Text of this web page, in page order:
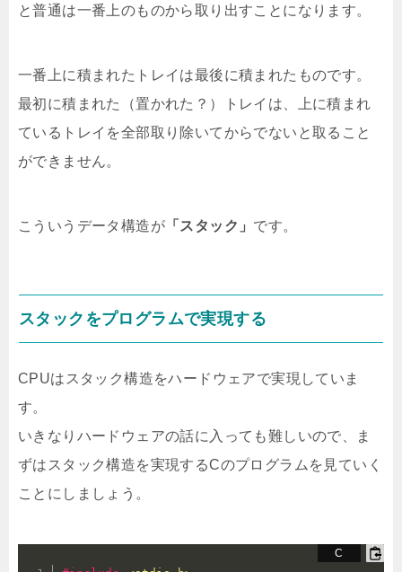
と普通は一番上のものから取り出すことになります。
一番上に積まれたトレイは最後に積まれたものです。
最初に積まれた（置かれた？）トレイは、上に積まれ
ているトレイを全部取り除いてからでないと取ること
ができません。
こういうデータ構造が 「スタック」 です。
スタックをプログラムで実現する
CPUはスタック構造をハードウェアで実現していま
す。
いきなりハードウェアの話に入っても難しいので、ま
ずはスタック構造を実現するCのプログラムを見ていく
ことにしましょう。